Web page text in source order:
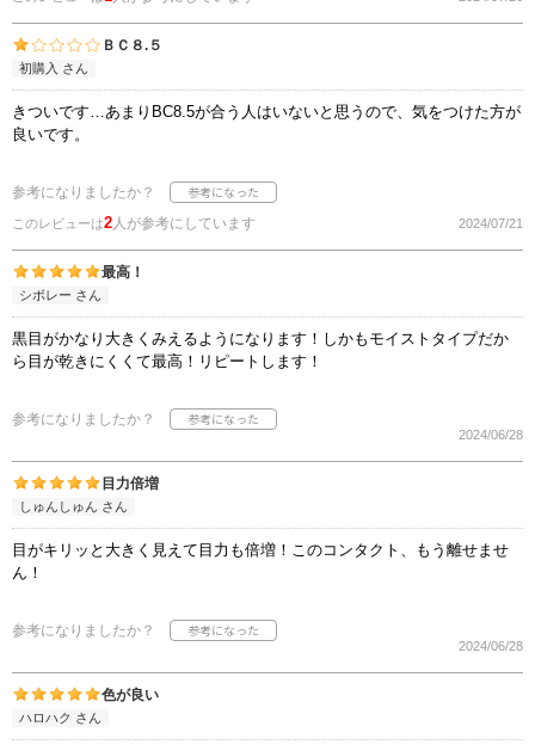
ＢＣ８.５
初購入 さん
きついです…あまりBC8.5が合う人はいないと思うので、気をつけた方が
良いです。
参考になりましたか？
このレビューは2人が参考にしています 2024/07/21
最高！
シボレー さん
黒目がかなり大きくみえるようになります！しかもモイストタイプだか
ら目が乾きにくくて最高！リピートします！
参考になりましたか？
2024/06/28
目力倍増
しゅんしゅん さん
目がキリッと大きく見えて目力も倍増！このコンタクト、もう離せませ
ん！
参考になりましたか？
2024/06/28
色が良い
ハロハク さん